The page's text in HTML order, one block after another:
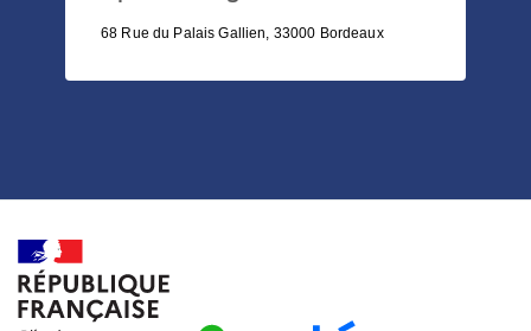
68 Rue du Palais Gallien, 33000 Bordeaux